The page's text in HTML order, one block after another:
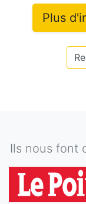
Plus
Ils nous font